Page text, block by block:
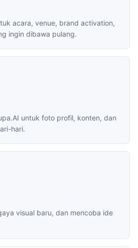
acara, venue, brand activation,
ingin dibawa pulang.
untuk foto profil, konten, dan
hari.
visual baru, dan mencoba ide